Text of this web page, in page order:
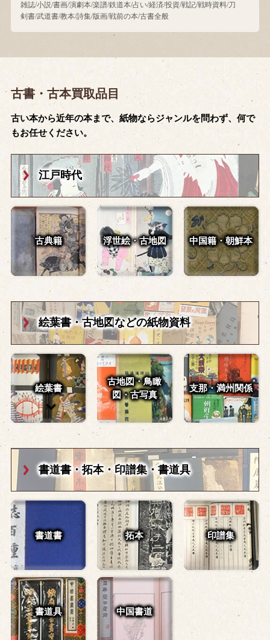
雑誌/小説/書画/演劇本/楽譜/鉄道本/占い/経済/投資/戦記/戦時資料/刀
剣書/武道書/教本/詩集/版画/戦前の本/古書全般
古書・古本買取品目
古い本から近年の本まで、紙物ならジャンルを問わず、何で
もお任せください。
江戸時代
古典籍 浮世絵・古地図 中国籍・朝鮮本
絵葉書・古地図などの紙物資料
絵葉書
古地図・鳥瞰
図・古写真
支那・満州関係
書道書・拓本・ 印譜集・書道具
書道書 拓本 印譜集
書道具 中国書道